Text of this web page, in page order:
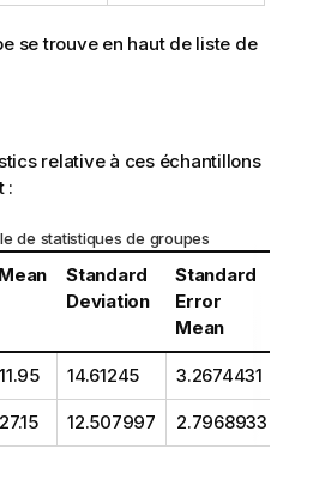
se trouve en haut de liste de
relative à ces échantillons
:
de statistiques de groupes
Mean
Standard
Deviation
Standard
Error
Mean
11.95 14.61245 3.2674431
27.15 12.507997 2.7968933